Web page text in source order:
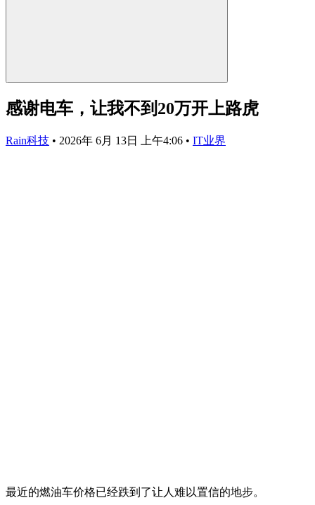
感谢电车，让我不到20万开上路虎
Rain科技 • 2026年 6月 13日 上午4:06 • IT业界
最近的燃油车价格已经跌到了让人难以置信的地步。